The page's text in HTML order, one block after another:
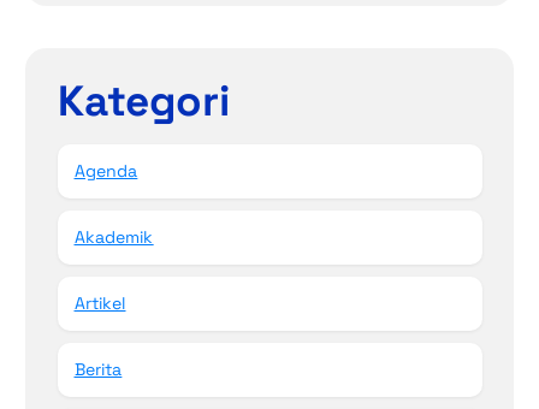
Kategori
Agenda
Akademik
Artikel
Berita